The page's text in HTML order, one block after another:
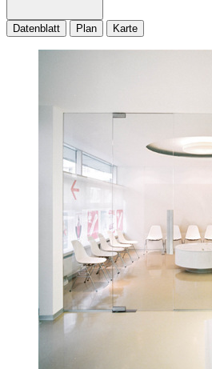
Datenblatt Plan Karte